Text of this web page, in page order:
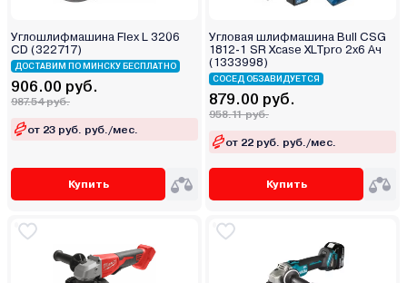
Углошлифмашина Flex L 3206
CD (322717)
ДОСТАВИМ ПО МИНСКУ БЕСПЛАТНО
906.00 руб.
987.54 руб.
от 23 руб. руб./мес.
Купить
Угловая шлифмашина Bull CSG
1812-1 SR Xcase XLTpro 2x6 Ач
(1333998)
СОСЕД ОБЗАВИДУЕТСЯ
879.00 руб.
958.11 руб.
от 22 руб. руб./мес.
Купить